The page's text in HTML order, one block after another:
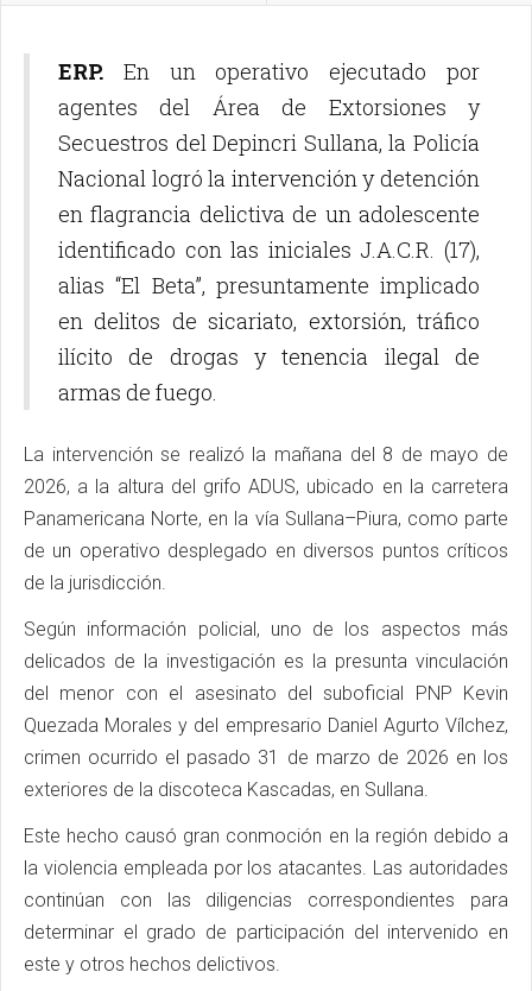
ERP. En un operativo ejecutado por
agentes del Área de Extorsiones y
Secuestros del Depincri Sullana, la Policía
Nacional logró la intervención y detención
en flagrancia delictiva de un adolescente
identificado con las iniciales J.A.C.R. (17),
alias “El Beta”, presuntamente implicado
en delitos de sicariato, extorsión, tráfico
ilícito de drogas y tenencia ilegal de
armas de fuego.
La intervención se realizó la mañana del 8 de mayo de
2026, a la altura del grifo ADUS, ubicado en la carretera
Panamericana Norte, en la vía Sullana–Piura, como parte
de un operativo desplegado en diversos puntos críticos
de la jurisdicción.
Según información policial, uno de los aspectos más
delicados de la investigación es la presunta vinculación
del menor con el asesinato del suboficial PNP Kevin
Quezada Morales y del empresario Daniel Agurto Vílchez,
crimen ocurrido el pasado 31 de marzo de 2026 en los
exteriores de la discoteca Kascadas, en Sullana.
Este hecho causó gran conmoción en la región debido a
la violencia empleada por los atacantes. Las autoridades
continúan con las diligencias correspondientes para
determinar el grado de participación del intervenido en
este y otros hechos delictivos.